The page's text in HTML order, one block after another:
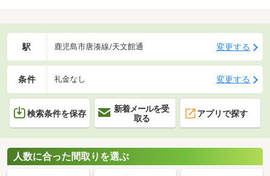
駅 鹿児島市唐湊線/天文館通 変更する
条件 礼金なし 変更する
検索条件を保存
新着メールを受
取る
アプリで探す
人数に合った間取りを選ぶ